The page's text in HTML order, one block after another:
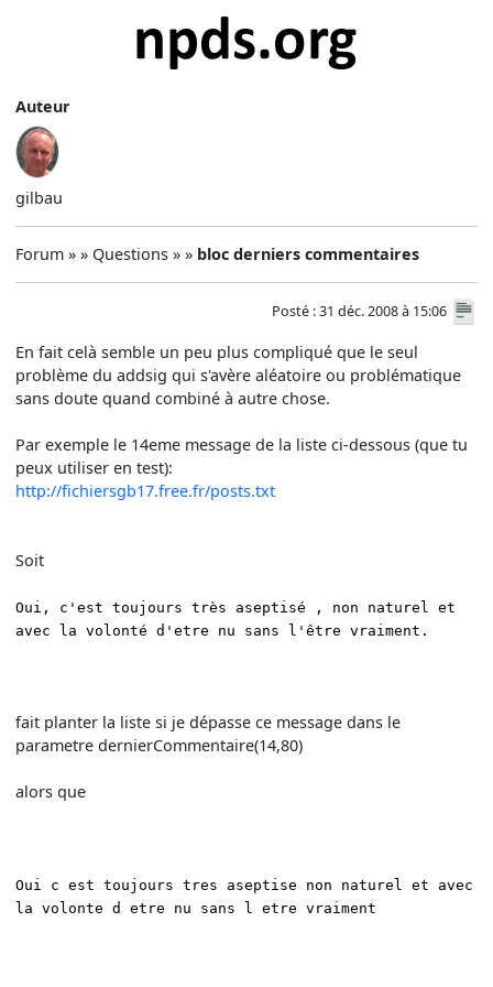
Auteur
gilbau
Forum » » Questions » » bloc derniers commentaires
Posté : 31 déc. 2008 à 15:06
En fait celà semble un peu plus compliqué que le seul
problème du addsig qui s'avère aléatoire ou problématique
sans doute quand combiné à autre chose.
Par exemple le 14eme message de la liste ci-dessous (que tu
peux utiliser en test):
http://fichiersgb17.free.fr/posts.txt
Soit
Oui, c'est toujours très aseptisé , non naturel et
avec la volonté d'etre nu sans l'être vraiment.
fait planter la liste si je dépasse ce message dans le
parametre dernierCommentaire(14,80)
alors que
Oui c est toujours tres aseptise non naturel et avec
la volonte d etre nu sans l etre vraiment